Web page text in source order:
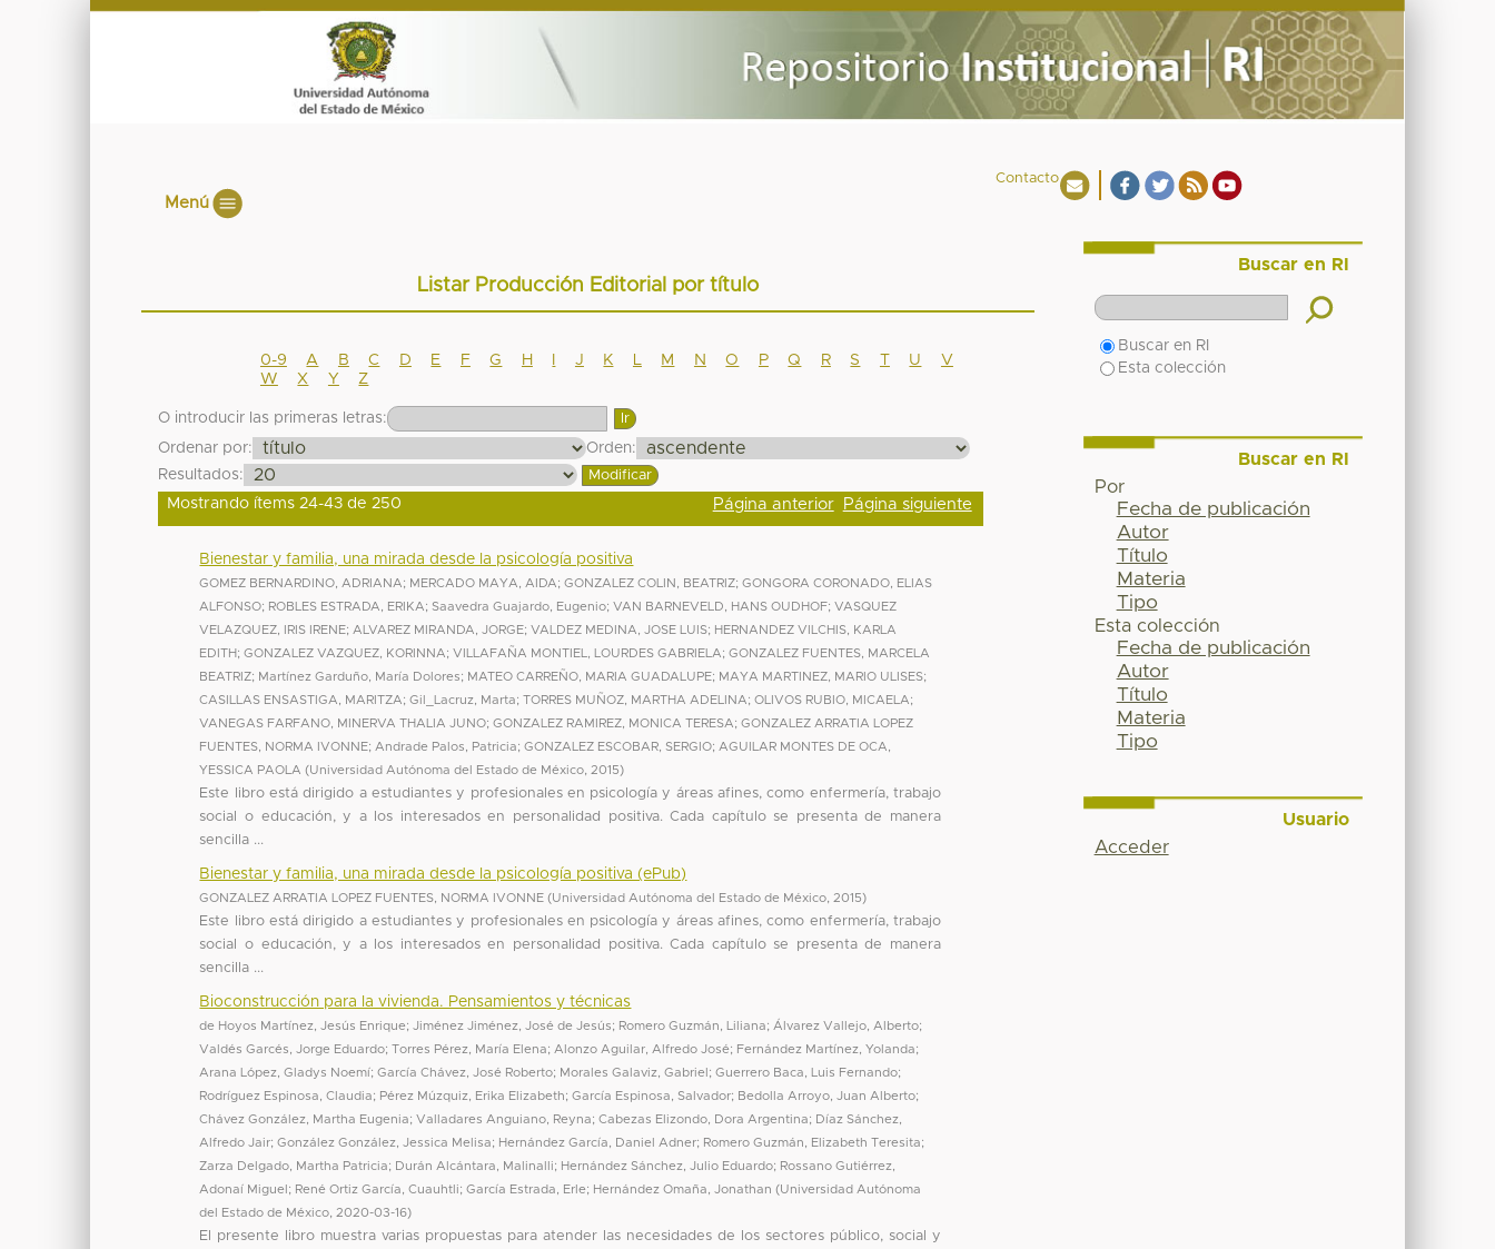
Contacto
Menú
Listar Producción Editorial por título
0-9 A B C D E F G H J K M N O P Q R S T U
V
W
X Y Z
O introducir las primeras letras:
Ordenar por:
Orden:
Resultados:
Mostrando ítems 24-43 de 250
Página anterior Página siguiente
Bienestar y familia, una mirada desde la psicología positiva
GOMEZ BERNARDINO, ADRIANA; MERCADO MAYA, AIDA;GONZALEZ COLIN, BEATRIZ;GONGORA CORONADO, ELIAS
ALFONSO; ROBLES ESTRADA, ERIKA;Saavedra Guajardo, Eugenio;VAN BARNEVELD, HANS OUDHOF;VASQUEZ
VELAZQUEZ, IRIS IRENE; ALVAREZ MIRANDA, JORGE;VALDEZ MEDINA, JOSE LUIS; HERNANDEZ VILCHIS, KARLA
EDITH;GONZALEZ VAZQUEZ, KORINNA;VILLAFAÑA MONTIEL, LOURDES GABRIELA;GONZALEZ FUENTES, MARCELA
BEATRIZ; Martínez Garduño, María Dolores; MATEO CARREÑO, MARIA GUADALUPE; MAYA MARTINEZ, MARIO ULISES;
CASILLAS ENSASTIGA, MARITZA;Gil_Lacruz, Marta;TORRES MUÑOZ, MARTHA ADELINA;OLIVOS RUBIO, MICAELA;
VANEGAS FARFANO, MINERVA THALIA JUNO;GONZALEZ RAMIREZ, MONICA TERESA;GONZALEZ ARRATIA LOPEZ
FUENTES, NORMA IVONNE; Andrade Palos, Patricia;GONZALEZ ESCOBAR, SERGIO; AGUILAR MONTES DE OCA,
YESSICA PAOLA (Universidad Autónoma del Estado de México 2015)
Este libro está dirigido a estudiantes y profesionales en psicología y áreas afines, como enfermería, trabajo
social o educación, y a los interesados en personalidad positiva. Cada capítulo se presenta de manera
sencilla ...
Bienestar y familia, una mirada desde la psicología positiva (ePub)
GONZALEZ ARRATIA LOPEZ FUENTES, NORMA IVONNE (Universidad Autónoma del Estado de México 2015)
Este libro está dirigido a estudiantes y profesionales en psicología y áreas afines, como enfermería, trabajo
social o educación, y a los interesados en personalidad positiva. Cada capítulo se presenta de manera
sencilla ...
Bioconstrucción para la vivienda. Pensamientos y técnicas
de Hoyos Martínez, Jesús Enrique;Jiménez Jiménez, José de Jesús; Romero Guzmán, Liliana; Álvarez Vallejo, Alberto;
Valdés Garcés, Jorge Eduardo;Torres Pérez, María Elena; Alonzo Aguilar, Alfredo José; Fernández Martínez, Yolanda;
Arana López, Gladys Noemí;García Chávez, José Roberto; Morales Galaviz, Gabriel ;Guerrero Baca, Luis Fernando;
Rodríguez Espinosa, Claudia; Pérez Múzquiz, Erika Elizabeth;García Espinosa, Salvador; Bedolla Arroyo, Juan Alberto;
Chávez González, Martha Eugenia;Valladares Anguiano, Reyna;Cabezas Elizondo, Dora Argentina; Díaz Sánchez,
Alfredo Jair;González González, Jessica Melisa; Hernández García, Daniel Adner; Romero Guzmán, Elizabeth Teresita;
Zarza Delgado, Martha Patricia; Durán Alcántara, Malinalli; Hernández Sánchez, Julio Eduardo; Rossano Gutiérrez,
Adonaí Miguel ; René Ortiz García, Cuauhtli;García Estrada, Erle; Hernández Omaña, Jonathan (Universidad Autónoma
del Estado de México
2020-03-16)
El presente libro muestra varias propuestas para atender las necesidades de los sectores público, social y
Buscar en RI
Buscar en RI
Esta colección
Buscar en RI
Por
Fecha de publicación
Autor
Título
Materia
Tipo
Esta colección
Fecha de publicación
Autor
Título
Materia
Tipo
Usuario
Acceder